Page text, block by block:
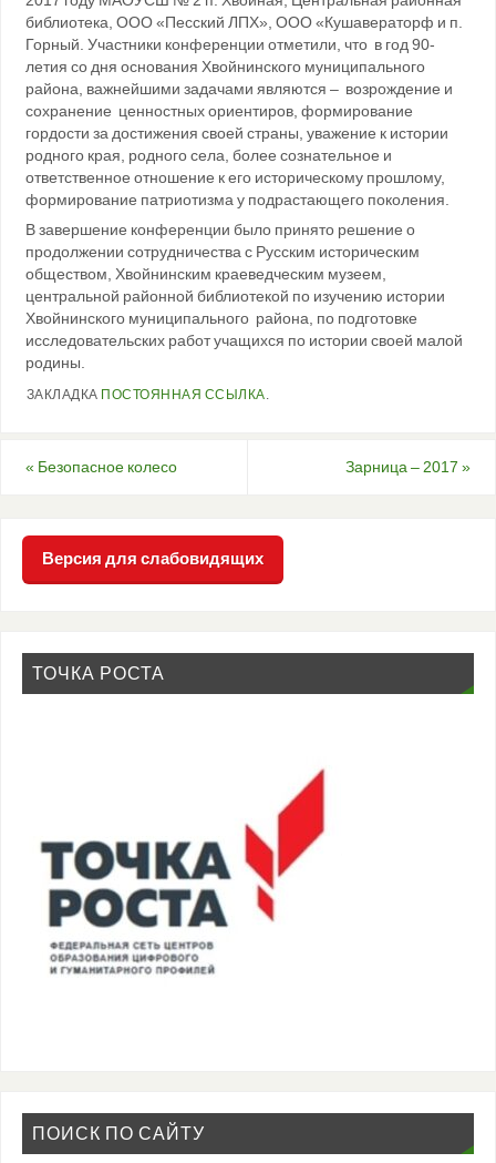
библиотека, ООО «Песский ЛПХ», ООО «Кушавераторф и п.
Горный. Участники конференции отметили, что в год 90-
летия со дня основания Хвойнинского муниципального
района, важнейшими задачами являются – возрождение и
сохранение ценностных ориентиров, формирование
гордости за достижения своей страны, уважение к истории
родного края, родного села, более сознательное и
ответственное отношение к его историческому прошлому,
формирование патриотизма у подрастающего поколения.
В завершение конференции было принято решение о
продолжении сотрудничества с Русским историческим
обществом, Хвойнинским краеведческим музеем,
центральной районной библиотекой по изучению истории
Хвойнинского муниципального района, по подготовке
исследовательских работ учащихся по истории своей малой
родины.
ЗАКЛАДКА ПОСТОЯННАЯ ССЫЛКА.
« Безопасное колесо Зарница – 2017»
Версия для слабовидящих
ТОЧКА РОСТА
ПОИСК ПО САЙТУ